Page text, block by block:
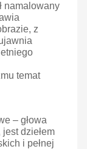
namalowany
z
temat
– głowa
dziełem
i pełnej